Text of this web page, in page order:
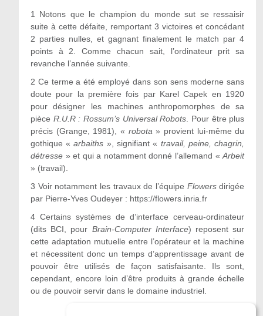
1 Notons que le champion du monde sut se ressaisir
suite à cette défaite, remportant 3 victoires et concédant
2 parties nulles, et gagnant finalement le match par 4
points à 2. Comme chacun sait, l’ordinateur prit sa
revanche l’année suivante.
2 Ce terme a été employé dans son sens moderne sans
doute pour la première fois par Karel Capek en 1920
pour désigner les machines anthropomorphes de sa
pièce R.U.R : Rossum’s Universal Robots . Pour être plus
précis (Grange, 1981), « robota» provient lui-même du
gothique «arbaiths », signifiant « travail, peine, chagrin,
détresse » et qui a notamment donné l’allemand «Arbeit
» (travail).
3 Voir notamment les travaux de l’équipe Flowersdirigée
par Pierre-Yves Oudeyer : https://flowers.inria.fr
4 Certains systèmes de d’interface cerveau-ordinateur
(dits BCI, pour Brain-Computer Interface) reposent sur
cette adaptation mutuelle entre l’opérateur et la machine
et nécessitent donc un temps d’apprentissage avant de
pouvoir être utilisés de façon satisfaisante. Ils sont,
cependant, encore loin d’être produits à grande échelle
ou de pouvoir servir dans le domaine industriel.